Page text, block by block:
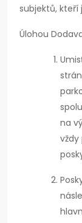
subjektů, kteří
Úlohou
na